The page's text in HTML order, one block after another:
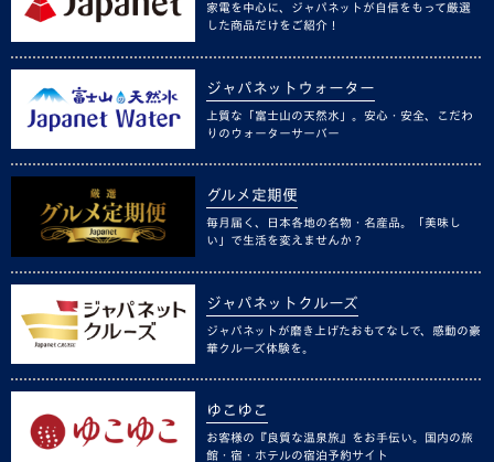
家電を中心に、ジャパネットが自信をもって厳選
した商品だけをご紹介！
ジャパネットウォーター
上質な「富士山の天然水」。安心・安全、こだわ
りのウォーターサーバー
グルメ定期便
毎月届く、日本各地の名物・名産品。「美味し
い」で生活を変えませんか？
ジャパネットクルーズ
ジャパネットが磨き上げたおもてなしで、感動の豪
華クルーズ体験を。
ゆこゆこ
お客様の『良質な温泉旅』をお手伝い。国内の旅
館・宿・ホテルの宿泊予約サイト